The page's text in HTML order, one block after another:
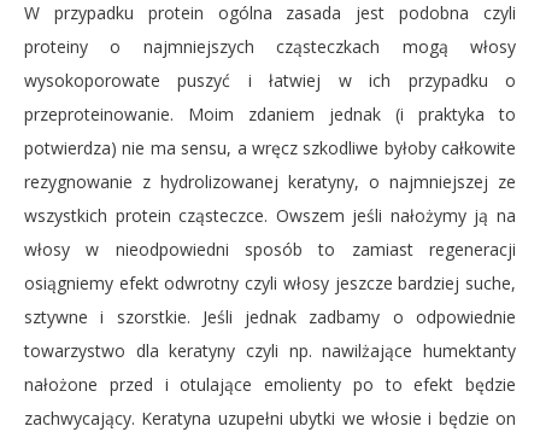
W przypadku protein ogólna zasada jest podobna czyli
proteiny o najmniejszych cząsteczkach mogą włosy
wysokoporowate puszyć i łatwiej w ich przypadku o
przeproteinowanie. Moim zdaniem jednak (i praktyka to
potwierdza) nie ma sensu, a wręcz szkodliwe byłoby całkowite
rezygnowanie z hydrolizowanej keratyny, o najmniejszej ze
wszystkich protein cząsteczce. Owszem jeśli nałożymy ją na
włosy w nieodpowiedni sposób to zamiast regeneracji
osiągniemy efekt odwrotny czyli włosy jeszcze bardziej suche,
sztywne i szorstkie. Jeśli jednak zadbamy o odpowiednie
towarzystwo dla keratyny czyli np. nawilżające humektanty
nałożone przed i otulające emolienty po to efekt będzie
zachwycający. Keratyna uzupełni ubytki we włosie i będzie on